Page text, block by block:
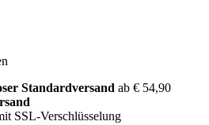
Standardversand ab € 54,90
SSL-Verschlüsselung